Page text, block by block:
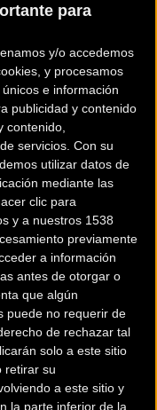
para
y/o accedemos
y procesamos
e información
publicidad y contenido
contenido,
servicios. Con su
utilizar datos de
mediante las
clic para
y a nuestros 1538
previamente
a información
antes de otorgar o
que algún
puede no requerir de
de rechazar tal
solo a este sitio
retirar su
a este sitio y
la parte inferior de la
para luchar
Balmaceda, y los
Gómez Miranda
grandes hazañas,
la cubana Olga
ante la catalana
reunido de esta
nivel deportivo que
espectacular,
senderos técnicos y
buscarán la